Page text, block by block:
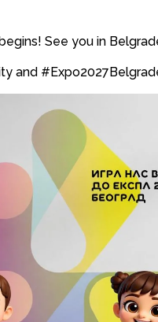
See you in
and